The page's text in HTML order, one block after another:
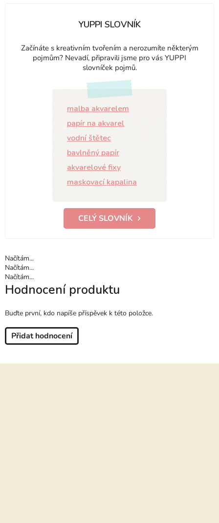
YUPPI SLOVNÍK
Začínáte s kreativním tvořením a nerozumíte některým
pojmům? Nevadí, připravili jsme pro vás YUPPI
slovníček pojmů.
malba akvarelem
papír na akvarel
vodní štětec
bavlněný papír
akvarelové fixy
maskovací kapalina
CELÝ SLOVNÍK
Načítám...
Načítám...
Načítám...
Hodnocení produktu
Buďte první, kdo napíše příspěvek k této položce.
Přidat hodnocení